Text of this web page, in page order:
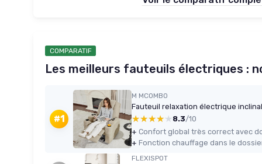
COMPARATIF
Les meilleurs fauteuils électriques :
#1
M MCOMBO
★★★★★
★★★★★ 8.3/10
+
+
FLEXISPOT